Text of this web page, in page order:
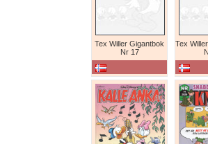
Tex Willer Gigantbok
Nr 17